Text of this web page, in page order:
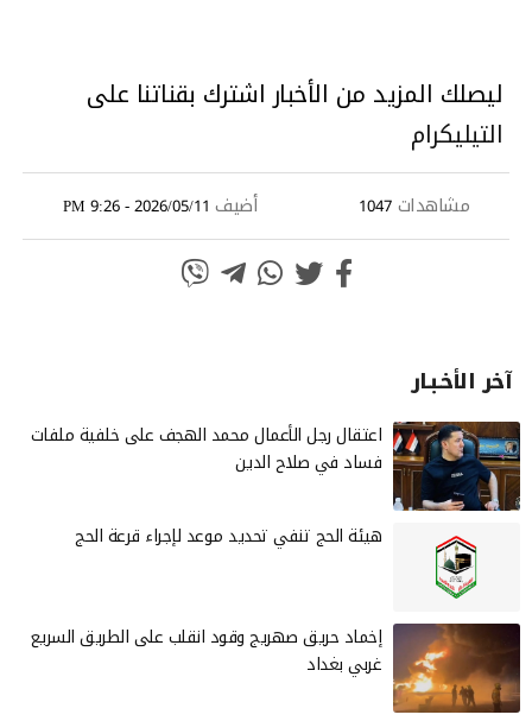
ليصلك المزيد من الأخبار اشترك بقناتنا على
التيليكرام
مشاهدات 1047 أضيف 2026/05/11 - 9:26 PM
آخر الأخـبـار
‏اعتقال رجل الأعمال محمد الهجف على خلفية ملفات
فساد في صلاح الدين
هيئة الحج تنفي تحديد موعد لإجراء قرعة الحج
إخماد حريق صهريج وقود انقلب على الطريق السريع
غربي بغداد